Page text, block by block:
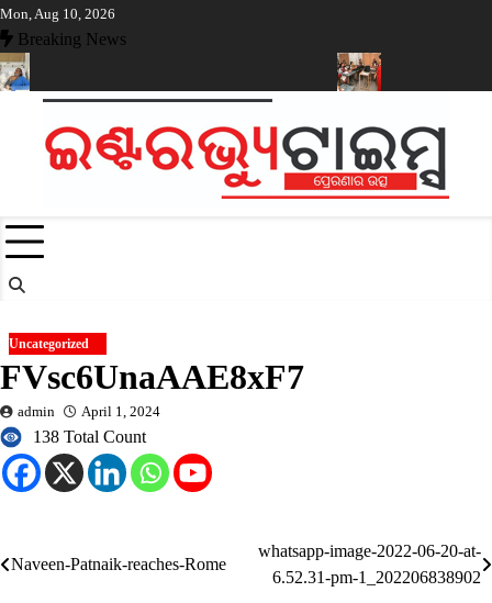
Skip
to
content
Mon, Aug 10, 2026
Breaking News
Uncategorized
FVsc6UnaAAE8xF7
admin April 1, 2024
138 Total Count
Post
Naveen-Patnaik-reaches-Rome
whatsapp-image-2022-06-20-at-
6.52.31-pm-1_202206838902